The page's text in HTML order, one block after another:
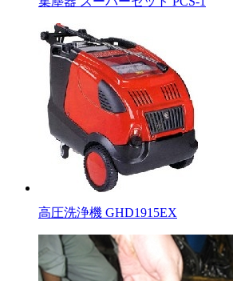
高圧洗浄機 GHD1915EX